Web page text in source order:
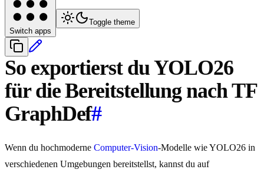
Switch apps
Toggle theme
So exportierst du YOLO26
für die Bereitstellung nach TF
GraphDef#
Wenn du hochmoderne Computer-Vision-Modelle wie YOLO26 in
verschiedenen Umgebungen bereitstellst, kannst du auf